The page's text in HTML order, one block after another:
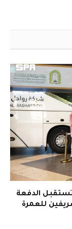
الدفعة
للعمرة